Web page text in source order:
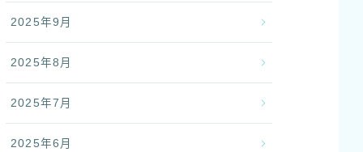
2025年9月
2025年8月
2025年7月
2025年6月